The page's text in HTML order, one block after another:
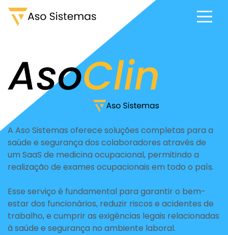
A Aso Sistemas oferece soluções completas para a
saúde e segurança dos colaboradores através de
um SaaS de medicina ocupacional, permitindo a
realização de exames ocupacionais em todo o país.
Esse serviço é fundamental para garantir o bem-
estar dos funcionários, reduzir riscos e acidentes de
trabalho, e cumprir as exigências legais relacionadas
à saúde e segurança no ambiente laboral.